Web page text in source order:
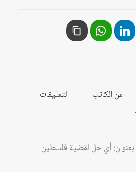
عن الكاتب التعليقات
بعنوان: أي حل لقضية فلسطين